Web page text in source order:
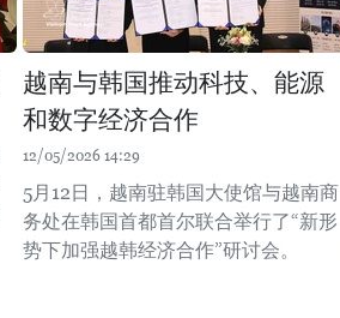
越南与韩国推动科技、能源
和数字经济合作
12/05/2026 14:29
5月12日，越南驻韩国大使馆与越南商
务处在韩国首都首尔联合举行了“新形
势下加强越韩经济合作”研讨会。